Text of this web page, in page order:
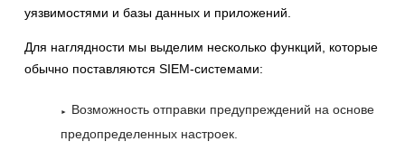
уязвимостями и базы данных и приложений.
Для наглядности мы выделим несколько функций, которые
обычно поставляются SIEM-системами:
Возможность отправки предупреждений на основе
предопределенных настроек.